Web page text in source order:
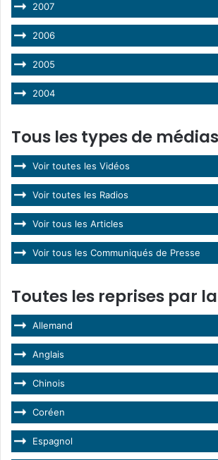
2007
2006
2005
2004
Tous les types de médias
Voir toutes les Vidéos
Voir toutes les Radios
Voir tous les Articles
Voir tous les Communiqués de Presse
Toutes les reprises par
Allemand
Anglais
Chinois
Coréen
Espagnol